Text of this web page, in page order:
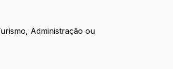
Administração ou